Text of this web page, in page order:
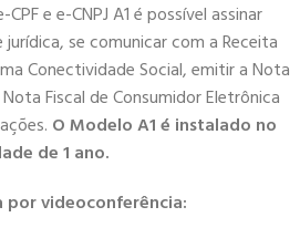
e e-CNPJ A1 é possível assinar
se comunicar com a Receita
Conectividade Social, emitir a Nota
Fiscal de Consumidor Eletrônica
O Modelo A1 é instalado no
de 1 ano.
por videoconferência: